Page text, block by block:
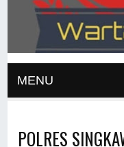
MENU
POLRES